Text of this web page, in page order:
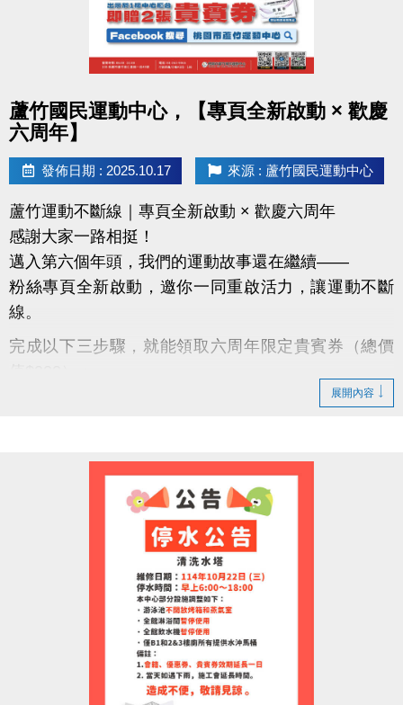
蘆竹國民運動中心，【專頁全新啟動 × 歡慶
六周年】
發佈日期 : 2025.10.17 來源 : 蘆竹國民運動中心
蘆竹運動不斷線｜專頁全新啟動 × 歡慶六周年
感謝大家一路相挺！
邁入第六個年頭，我們的運動故事還在繼續——
粉絲專頁全新啟動，邀你一同重啟活力，讓運動不斷
線。
完成以下三步驟，就能領取六周年限定貴賓券（總價
分享此貼文（設為公開）
完成後出示畫面給1樓櫃檯，即可領取
【貴賓券2張（總價值$200）】
限量600張，數量有限，先來先領！
每人限領一次，須本人親自領取，依現場登記順序發
活動期間：即日起至 11/30止 或 贈完為止。
一起動起來，為六周年喝采，
展開內容